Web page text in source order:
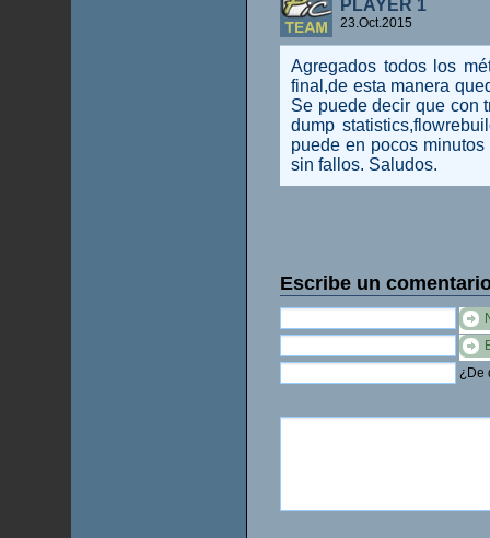
PLAYER 1
23.Oct.2015
Agregados todos los
final,de esta manera
Se puede decir que con
dump
puede en pocos
sin fallos. Saludos.
Escribe un
¿De